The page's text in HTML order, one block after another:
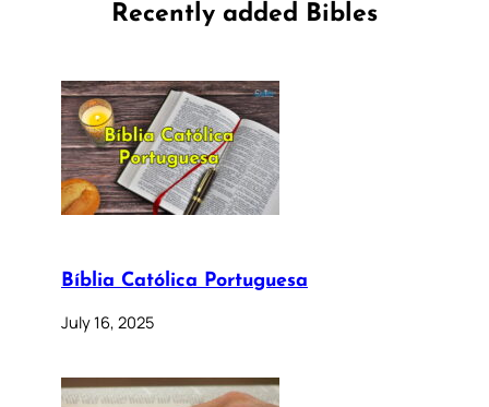
Recently added Bibles
Bíblia Católica Portuguesa
July 16, 2025